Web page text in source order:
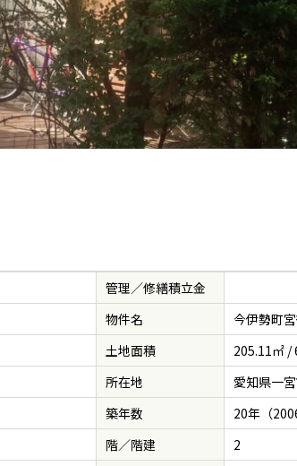
管理／修繕積立金
物件名
今伊勢町
土地面積
205.11㎡ /
所在地
愛知県一
築年数
20年（
階／階建
2